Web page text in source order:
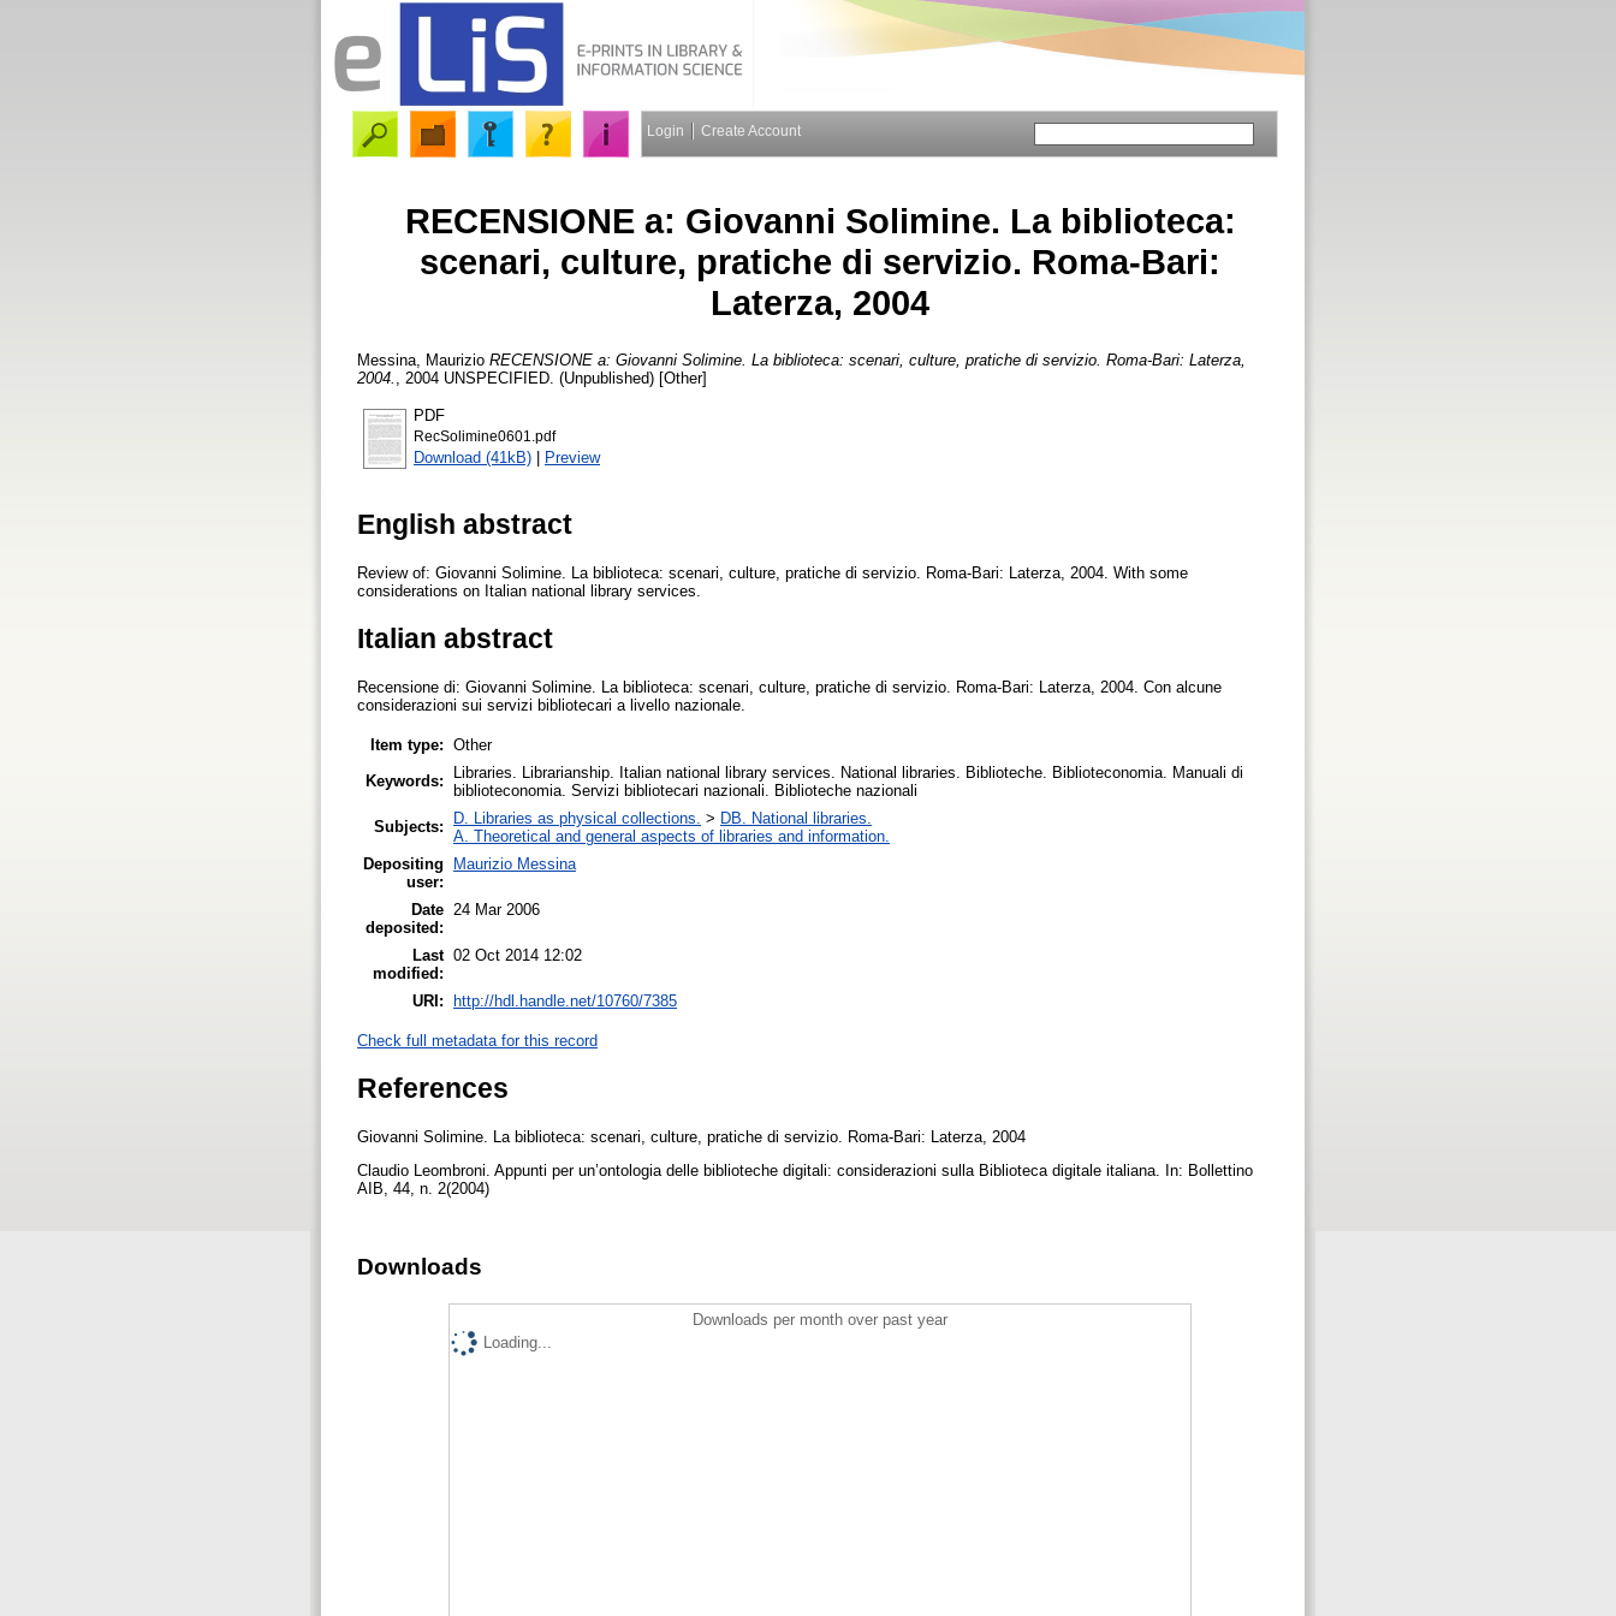
Login Create Account
RECENSIONE a: Giovanni Solimine. La biblioteca:
scenari, culture, pratiche di servizio. Roma-Bari:
Laterza, 2004
Messina, Maurizio RECENSIONE a: Giovanni Solimine. La biblioteca: scenari, culture, pratiche di servizio. Roma-Bari: Laterza,
2004.
, 2004 UNSPECIFIED. (Unpublished) [Other]
PDF
RecSolimine0601.pdf
Download (41kB) | Preview
English abstract
Review of: Giovanni Solimine. La biblioteca: scenari, culture, pratiche di servizio. Roma-Bari: Laterza, 2004. With some
considerations on Italian national library services.
Italian abstract
Recensione di: Giovanni Solimine. La biblioteca: scenari, culture, pratiche di servizio. Roma-Bari: Laterza, 2004. Con alcune
considerazioni sui servizi bibliotecari a livello nazionale.
Item type: Other
Keywords:
Libraries. Librarianship. Italian national library services. National libraries. Biblioteche. Biblioteconomia. Manuali di
biblioteconomia. Servizi bibliotecari nazionali. Biblioteche nazionali
Subjects:
D. Libraries as physical collections. > DB. National libraries.
A. Theoretical and general aspects of libraries and information.
Depositing
user:
Maurizio Messina
Date
deposited:
24 Mar 2006
Last
modified:
02 Oct 2014 12:02
URI: http://hdl.handle.net/10760/7385
Check full metadata for this record
References
Giovanni Solimine. La biblioteca: scenari, culture, pratiche di servizio. Roma-Bari: Laterza, 2004
Claudio Leombroni. Appunti per un’ontologia delle biblioteche digitali: considerazioni sulla Biblioteca digitale italiana. In: Bollettino
AIB, 44, n. 2(2004)
Downloads
Downloads per month over past year
Loading...